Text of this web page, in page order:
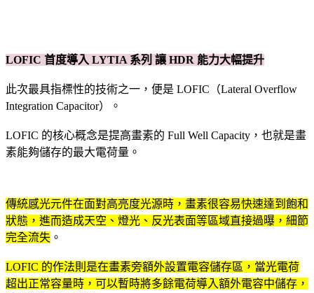
LOFIC 首度導入 LYTIA 系列 讓 HDR 能力大幅提升
此次最具指標性的技術之一，便是 LOFIC（Lateral Overflow
Integration Capacitor）。
LOFIC 的核心概念是提高畫素的 Full Well Capacity，也就是畫
素能夠儲存的最大電荷量。
傳統感光元件在面對高亮度光源時，畫素很容易快速達到飽和
狀態，進而造成天空、燈光、反光表面等區域直接過曝，細節
完全流失 。
LOFIC 的作法則是在畫素旁額外設置電容儲存區，當光電荷
超出正常容量時，可以暫時將多餘電荷導入額外電容中儲存，